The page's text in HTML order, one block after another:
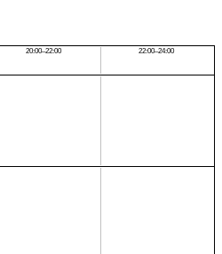
20:00–22:00 22:00–24:00